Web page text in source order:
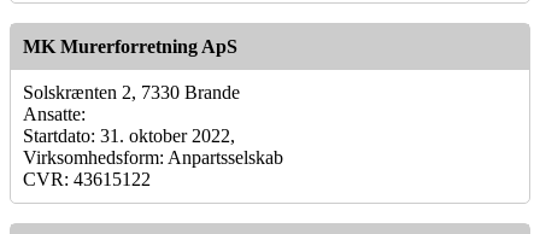
MK Murerforretning ApS
Solskrænten 2, 7330 Brande
Ansatte:
Startdato: 31. oktober 2022,
Virksomhedsform: Anpartsselskab
CVR: 43615122